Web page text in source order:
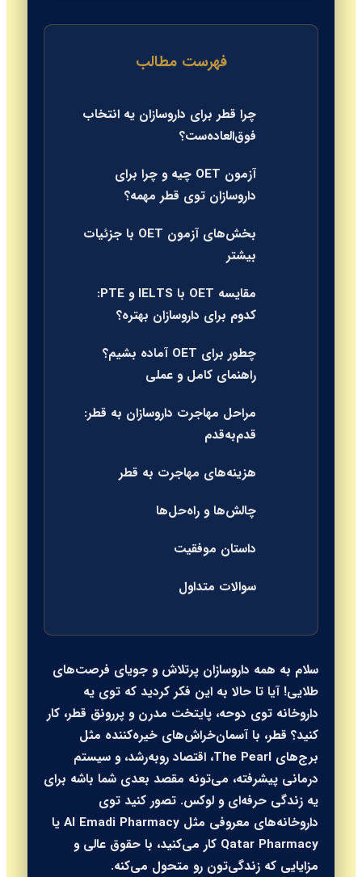
فهرست مطالب
چرا قطر برای داروسازان یه انتخاب
فوق‌العاده‌ست؟
آزمون OET چیه و چرا برای
داروسازان توی قطر مهمه؟
بخش‌های آزمون OET با جزئیات
بیشتر
مقایسه OET با IELTS و PTE:
کدوم برای داروسازان بهتره؟
چطور برای OET آماده بشیم؟
راهنمای کامل و عملی
مراحل مهاجرت داروسازان به قطر:
قدم‌به‌قدم
هزینه‌های مهاجرت به قطر
چالش‌ها و راه‌حل‌ها
داستان موفقیت
سوالات متداول
سلام به همه داروسازان پرتلاش و جویای فرصت‌های
طلایی! آیا تا حالا به این فکر کردید که توی یه
داروخانه توی دوحه، پایتخت مدرن و پررونق قطر، کار
کنید؟ قطر، با آسمان‌خراش‌های خیره‌کننده مثل
برج‌های The Pearl، اقتصاد روبه‌رشد، و سیستم
درمانی پیشرفته، می‌تونه مقصد بعدی شما باشه برای
یه زندگی حرفه‌ای و لوکس. تصور کنید توی
داروخانه‌های معروفی مثل Al Emadi Pharmacy یا
Qatar Pharmacy کار می‌کنید، با حقوق عالی و
مزایایی که زندگی‌تون رو متحول می‌کنه.